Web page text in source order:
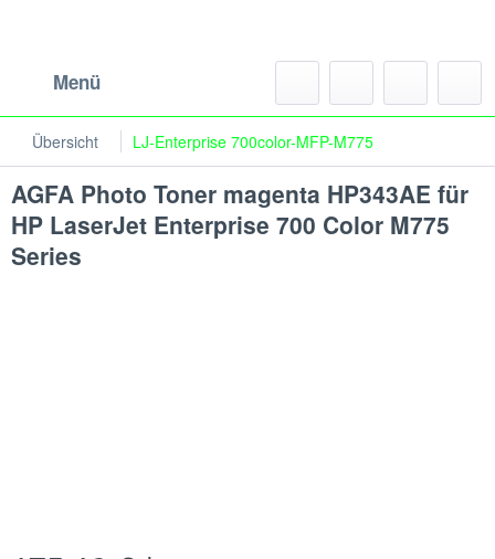
Menü
Übersicht LJ-Enterprise 700color-MFP-M775
AGFA Photo Toner magenta HP343AE für
HP LaserJet Enterprise 700 Color M775
Series